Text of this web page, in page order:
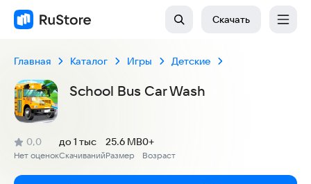
Скачать
Главная Каталог Игры Детские
School Bus Car Wash
Рейтинг:
0,0
(
Нет оценок
)
Скачиваний
до 1 тыс
Размер
25.6 MB
Возраст
0+